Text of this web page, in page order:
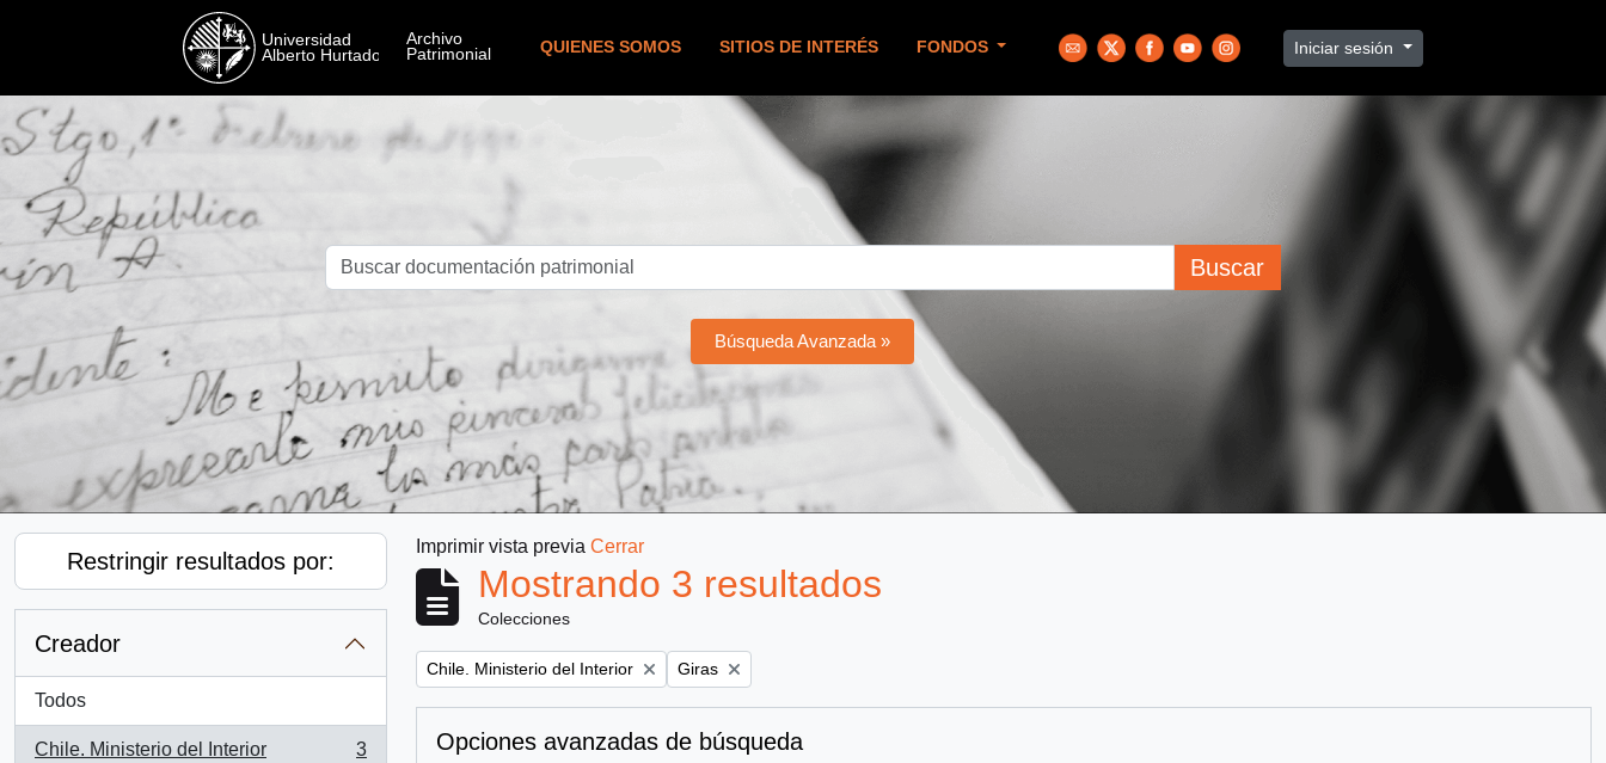
QUIENES SOMOS SITIOS DE INTERÉS FONDOS Iniciar sesión
Buscar
Búsqueda Avanzada »
Restringir resultados por:
Creador
Todos
Chile. Ministerio del Interior 3
Imprimir vista previa Cerrar
Mostrando 3 resultados
Colecciones
Remove filter:
Chile. Ministerio del Interior Remove filter:
Giras
Opciones avanzadas de búsqueda